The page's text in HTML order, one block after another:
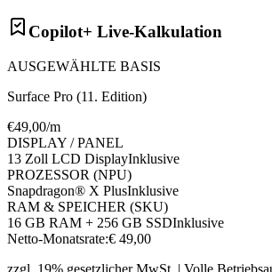
Copilot+ Live-Kalkulation
AUSGEWÄHLTE BASIS
Surface Pro (11. Edition)
€49,00/m
DISPLAY / PANEL
13 Zoll LCD DisplayInklusive
PROZESSOR (NPU)
Snapdragon® X PlusInklusive
RAM & SPEICHER (SKU)
16 GB RAM + 256 GB SSDInklusive
Netto-Monatsrate:€ 49,00
zzgl. 19% gesetzlicher MwSt. | Volle